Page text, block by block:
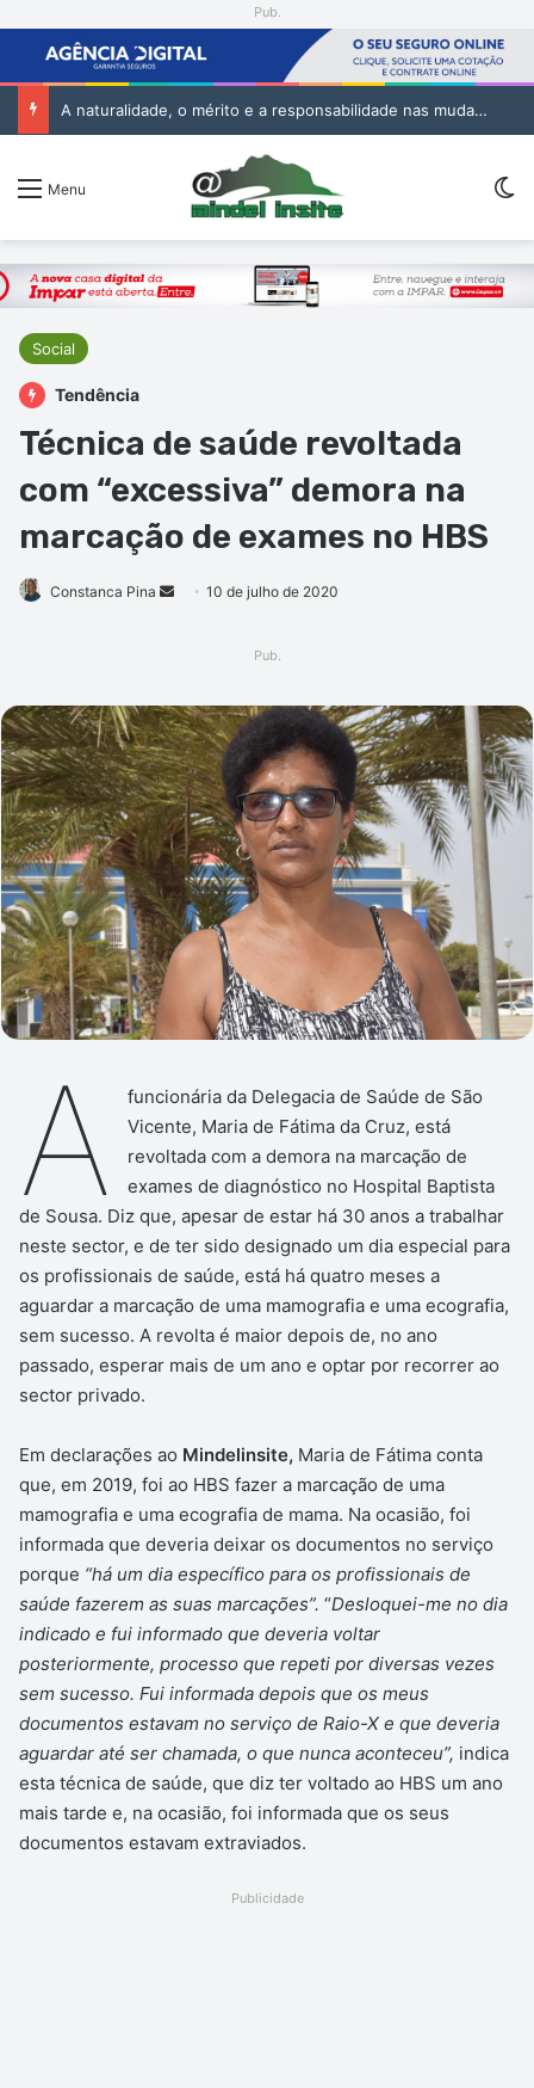
Pub.
A naturalidade, o mérito e a responsabilidade nas mudanças na Administração Pública
Menu
Social
Tendência
Técnica de saúde revoltada
com “excessiva” demora na
marcação de exames no HBS
Constanca Pina
Mande10 de julho de 2020
Pub.
A
funcionária da Delegacia de Saúde de São
Vicente, Maria de Fátima da Cruz, está
revoltada com a demora na marcação de
exames de diagnóstico no Hospital Baptista
de Sousa. Diz que, apesar de estar há 30 anos a trabalhar
neste sector, e de ter sido designado um dia especial para
os profissionais de saúde, está há quatro meses a
aguardar a marcação de uma mamografia e uma ecografia,
sem sucesso. A revolta é maior depois de, no ano
passado, esperar mais de um ano e optar por recorrer ao
sector privado.
Em declarações ao Mindelinsite, Maria de Fátima conta
que, em 2019, foi ao HBS fazer a marcação de uma
mamografia e uma ecografia de mama. Na ocasião, foi
informada que deveria deixar os documentos no serviço
porque “há um dia específico para os profissionais de
saúde fazerem as suas marcações”. “Desloquei-me no dia
indicado e fui informado que deveria voltar
posteriormente, processo que repeti por diversas vezes
sem sucesso. Fui informada depois que os meus
documentos estavam no serviço de Raio-X e que deveria
aguardar até ser chamada, o que nunca aconteceu”, indica
esta técnica de saúde, que diz ter voltado ao HBS um ano
mais tarde e, na ocasião, foi informada que os seus
documentos estavam extraviados.
Publicidade